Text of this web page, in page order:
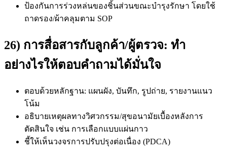
ป้องกันการร่วงหล่นของชิ้นส่วนขณะบำรุงรักษา โดยใช้
ถาดรอง/ผ้าคลุมตาม SOP
26) การสื่อสารกับลูกค้า/ผู้ตรวจ: ทำ
อย่างไรให้ตอบคำถามได้มั่นใจ
ตอบด้วยหลักฐาน: แผนผัง, บันทึก, รูปถ่าย, รายงานแนว
โน้ม
อธิบายเหตุผลทางวิศวกรรม/สุขอนามัยเบื้องหลังการ
ตัดสินใจ เช่น การเลือกแบบแผ่นกาว
ชี้ให้เห็นวงจรการปรับปรุงต่อเนื่อง (PDCA)